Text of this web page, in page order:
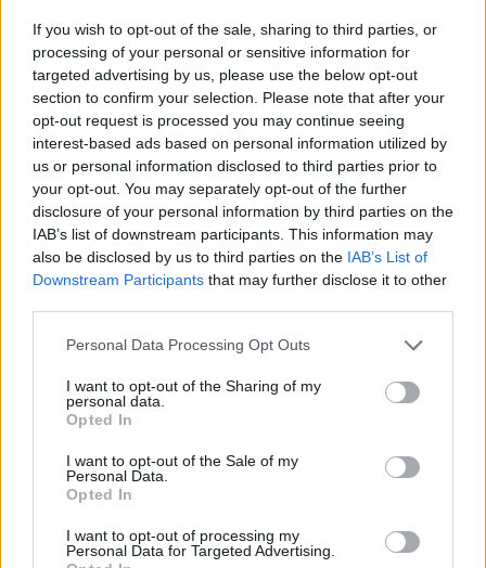
If you wish to opt-out of the sale, sharing to third parties, or
processing of your personal or sensitive information for
targeted advertising by us, please use the below opt-out
section to confirm your selection. Please note that after your
opt-out request is processed you may continue seeing
interest-based ads based on personal information utilized by
us or personal information disclosed to third parties prior to
your opt-out. You may separately opt-out of the further
disclosure of your personal information by third parties on the
IAB’s list of downstream participants. This information may
also be disclosed by us to third parties on the IAB’s List of
Downstream Participants that may further disclose it to other
Personal Data Processing Opt Outs
I want to opt-out of the Sharing of my
personal data.
Opted In
I want to opt-out of the Sale of my
Personal Data.
Opted In
I want to opt-out of processing my
Personal Data for Targeted Advertising.
M
I R
A
P
I L
A
R
I M
A
L
I M P I
A
L
I M P I A
R
Palabras extra:
P
R I M A
L
P
A L
I
I A R
RESPUESTAS
Por favor seleccione los niveles: